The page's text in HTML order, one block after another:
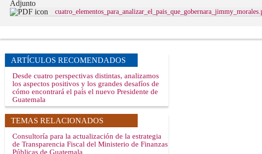
Adjunto
ARTÍCULOS RECOMENDADOS
Desde cuatro perspectivas distintas, analizamos
los aspectos positivos y los grandes desafíos de
cómo encontrará el país el nuevo Presidente de
Guatemala
TEMAS RELACIONADOS
Consultoría para la actualización de la estrategia
de Transparencia Fiscal del Ministerio de Finanzas
Públicas de Guatemala